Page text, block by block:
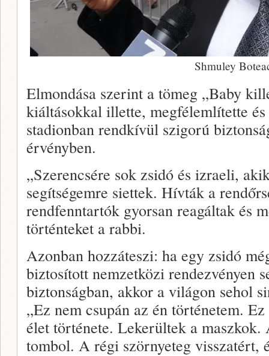
Shmuley
Elmondása szerint a tömeg „Baby
kiáltásokkal illette, megfélemlítette
stadionban rendkívül szigorú
érvényben.
„Szerencsére sok zsidó és izraeli,
segítségemre siettek. Hívták a
rendfenntartók gyorsan reagáltak és
történteket a rabbi.
Azonban hozzáteszi: ha egy zsidó
biztosított nemzetközi rendezvényen
biztonságban, akkor a világon sehol
„Ez nem csupán az én történetem.
élet története. Lekerültek a
tombol. A régi szörnyeteg visszatért,